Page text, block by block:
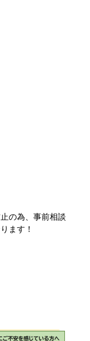
の為、事前相談
ます！